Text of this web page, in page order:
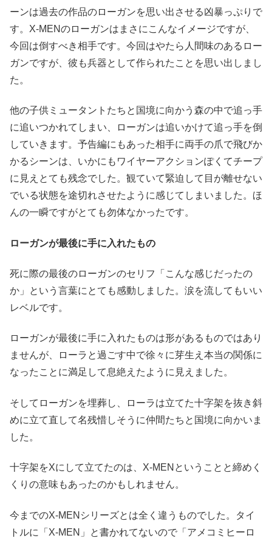
ーンは過去の作品のローガンを思い出させる凶暴っぷりで
す。X-MENのローガンはまさにこんなイメージですが、
今回は倒すべき相手です。今回はやたら人間味のあるロー
ガンですが、彼も兵器として作られたことを思い出しまし
た。
他の子供ミュータントたちと国境に向かう森の中で追っ手
に追いつかれてしまい、ローガンは追いかけて追っ手を倒
していきます。予告編にもあった相手に両手の爪で飛びか
かるシーンは、いかにもワイヤーアクションぽくてチープ
に見えとても残念でした。観ていて緊迫して目が離せない
でいる状態を途切れさせたように感じてしまいました。ほ
んの一瞬ですがとても勿体なかったです。
ローガンが最後に手に入れたもの
死に際の最後のローガンのセリフ「こんな感じだったの
か」という言葉にとても感動しました。涙を流してもいい
レベルです。
ローガンが最後に手に入れたものは形があるものではあり
ませんが、ローラと過ごす中で徐々に芽生え本当の関係に
なったことに満足して息絶えたように見えました。
そしてローガンを埋葬し、ローラは立てた十字架を抜き斜
めに立て直して名残惜しそうに仲間たちと国境に向かいま
した。
十字架をXにして立てたのは、X-MENということと締めく
くりの意味もあったのかもしれません。
今までのX-MENシリーズとは全く違うものでした。タイ
トルに「X-MEN」と書かれてないので「アメコミヒーロ